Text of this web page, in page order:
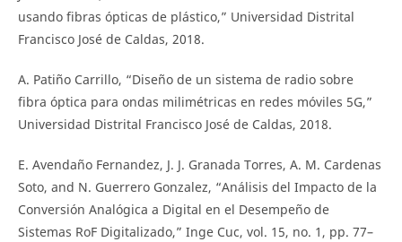
usando fibras ópticas de plástico,” Universidad Distrital
Francisco José de Caldas, 2018.
A. Patiño Carrillo, “Diseño de un sistema de radio sobre
fibra óptica para ondas milimétricas en redes móviles 5G,”
Universidad Distrital Francisco José de Caldas, 2018.
E. Avendaño Fernandez, J. J. Granada Torres, A. M. Cardenas
Soto, and N. Guerrero Gonzalez, “Análisis del Impacto de la
Conversión Analógica a Digital en el Desempeño de
Sistemas RoF Digitalizado,” Inge Cuc, vol. 15, no. 1, pp. 77–